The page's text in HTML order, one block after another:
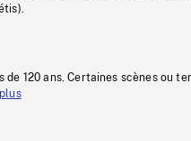
120 ans. Certaines scènes ou